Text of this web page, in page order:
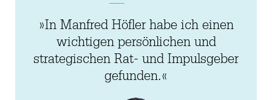
»In Manfred Höfler habe ich einen
wichtigen persönlichen und
strategischen Rat- und Impulsgeber
gefunden.«